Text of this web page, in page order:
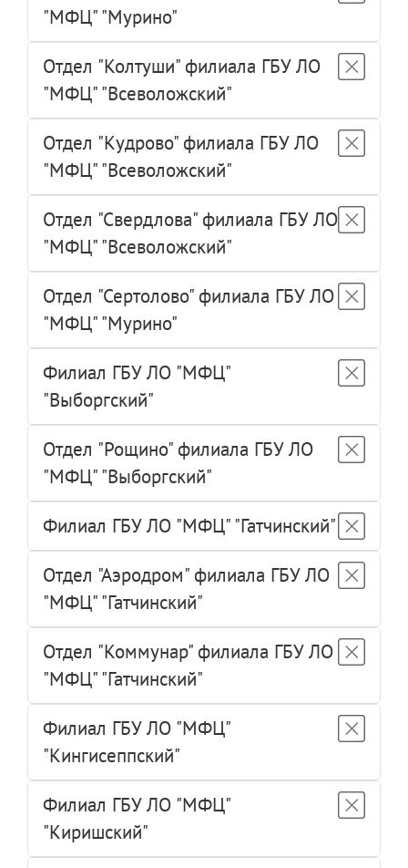
"МФЦ" "Мурино"
Отдел "Колтуши" филиала ГБУ ЛО
"МФЦ" "Всеволожский"
Отдел "Кудрово" филиала ГБУ ЛО
"МФЦ" "Всеволожский"
Отдел "Свердлова" филиала ГБУ ЛО
"МФЦ" "Всеволожский"
Отдел "Сертолово" филиала ГБУ ЛО
"МФЦ" "Мурино"
Филиал ГБУ ЛО "МФЦ"
"Выборгский"
Отдел "Рощино" филиала ГБУ ЛО
"МФЦ" "Выборгский"
Филиал ГБУ ЛО "МФЦ" "Гатчинский"
Отдел "Аэродром" филиала ГБУ ЛО
"МФЦ" "Гатчинский"
Отдел "Коммунар" филиала ГБУ ЛО
"МФЦ" "Гатчинский"
Филиал ГБУ ЛО "МФЦ"
"Кингисеппский"
Филиал ГБУ ЛО "МФЦ"
"Киришский"